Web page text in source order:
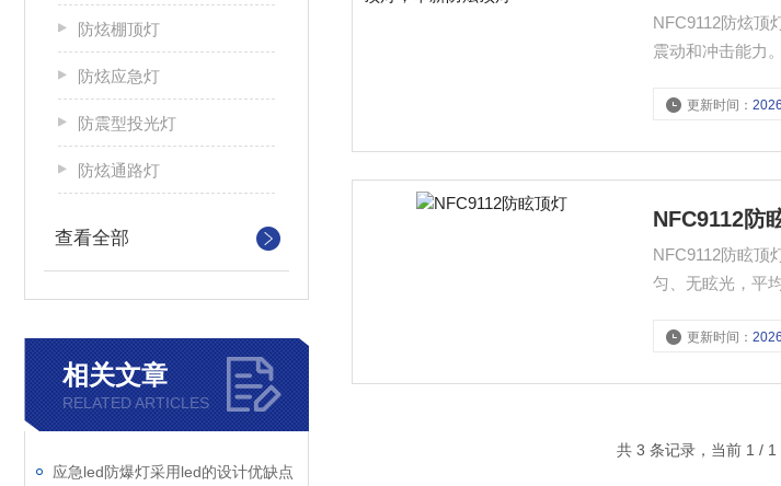
防炫棚顶灯
防炫应急灯
防震型投光灯
防炫通路灯
查看全部
相关文章
RELATED ARTICLES
应急led防爆灯采用led的设计优缺点
NFC9112防炫顶灯，海洋王防炫
震动和冲击能力。 耐腐蚀外壳材料和表面涂层处理，确保灯具在恶劣环境中*、不生锈。 轻轻翻转透明件即
更新时间：
NFC9112防
NFC9112防眩顶
匀、无眩光，平
更新时间：
共 3 条记录，当前 1 /